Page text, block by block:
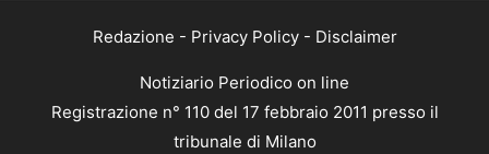
Redazione - Privacy Policy- Disclaimer
Notiziario Periodico on line
Registrazione n° 110 del 17 febbraio 2011 presso il
tribunale di Milano